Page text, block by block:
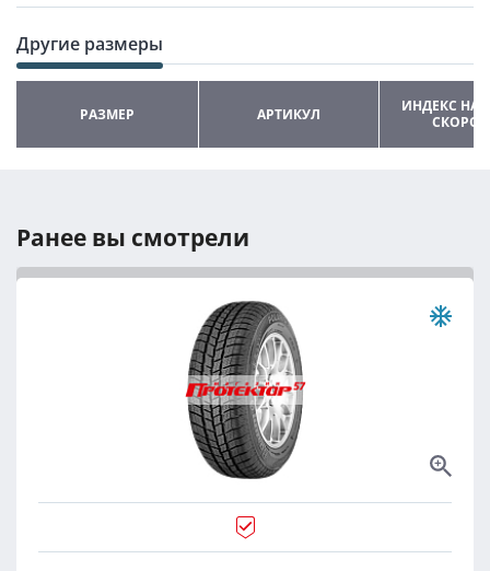
Другие размеры
РАЗМЕР АРТИКУЛ
ИНДЕКС
Ранее вы смотрели